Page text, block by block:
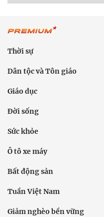
Thời sự
Dân tộc và Tôn giáo
Giáo dục
Đời sống
Sức khỏe
Ô tô xe máy
Bất động sản
Tuần Việt Nam
Giảm nghèo bền vững